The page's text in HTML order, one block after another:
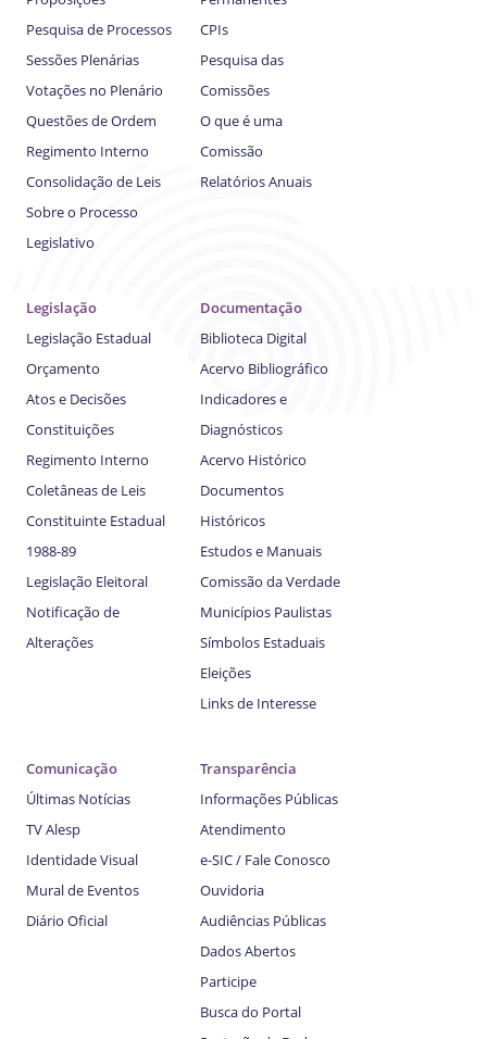
Pesquisa de Processos
Sessões Plenárias
Votações no Plenário
Questões de Ordem
Regimento Interno
Consolidação de Leis
Sobre o Processo
Legislativo
CPIs
Pesquisa das
Comissões
O que é uma
Comissão
Relatórios Anuais
Legislação
Legislação Estadual
Orçamento
Atos e Decisões
Constituições
Regimento Interno
Coletâneas de Leis
Constituinte Estadual
1988-89
Legislação Eleitoral
Notificação de
Alterações
Documentação
Biblioteca Digital
Acervo Bibliográfico
Indicadores e
Diagnósticos
Acervo Histórico
Documentos
Históricos
Estudos e Manuais
Comissão da Verdade
Municípios Paulistas
Símbolos Estaduais
Eleições
Links de Interesse
Comunicação
Últimas Notícias
TV Alesp
Identidade Visual
Mural de Eventos
Diário Oficial
Transparência
Informações Públicas
Atendimento
e-SIC / Fale Conosco
Ouvidoria
Audiências Públicas
Dados Abertos
Participe
Busca do Portal